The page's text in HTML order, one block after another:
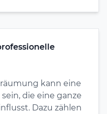
kann eine
die eine ganze
Dazu zählen